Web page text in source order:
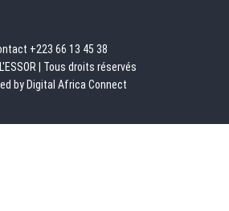
+223 66 13 45 38
| Tous droits réservés
by Digital Africa Connect